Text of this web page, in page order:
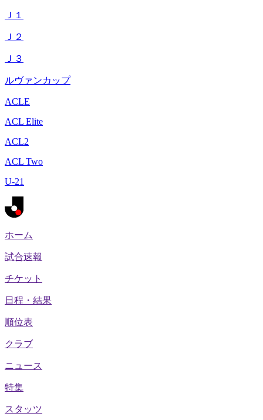
Ｊ１
Ｊ２
Ｊ３
ルヴァンカップ
ACLE
ACL Elite
ACL2
ACL Two
U-21
ホーム
試合速報
チケット
日程・結果
順位表
クラブ
ニュース
特集
スタッツ